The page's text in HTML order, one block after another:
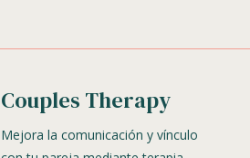
Couples Therapy
Mejora la comunicación y vínculo